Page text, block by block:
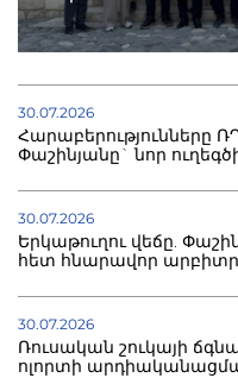
30.07.2026
Հարաբերությունները
Փաշինյանը` նոր
30.07.2026
Երկաթուղու վեճը.
հետ հնարավոր
30.07.2026
Ռուսական շուկայի
ոլորտի